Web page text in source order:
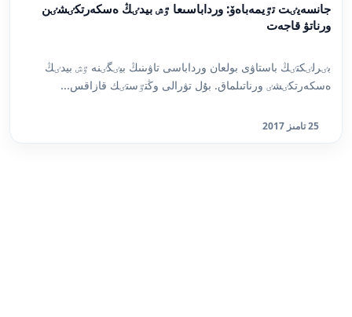
جانسەيٸت تٷيمەباەۆ: ورداباسىعا ٷش بيدٸڭ ەسكەرتكٸشٸن
ورناتۋ قاجەت
بٸرلٸكتٸڭ باستاۋى بولعان ورداباسى تاۋىنىڭ بيٸگٸنە ٷش بيدٸڭ
ەسكەرتكٸشٸ ورناتىلماق. بۇل تۋرالى وڭتٷستٸك قازاقس...
25 تامىز 2017